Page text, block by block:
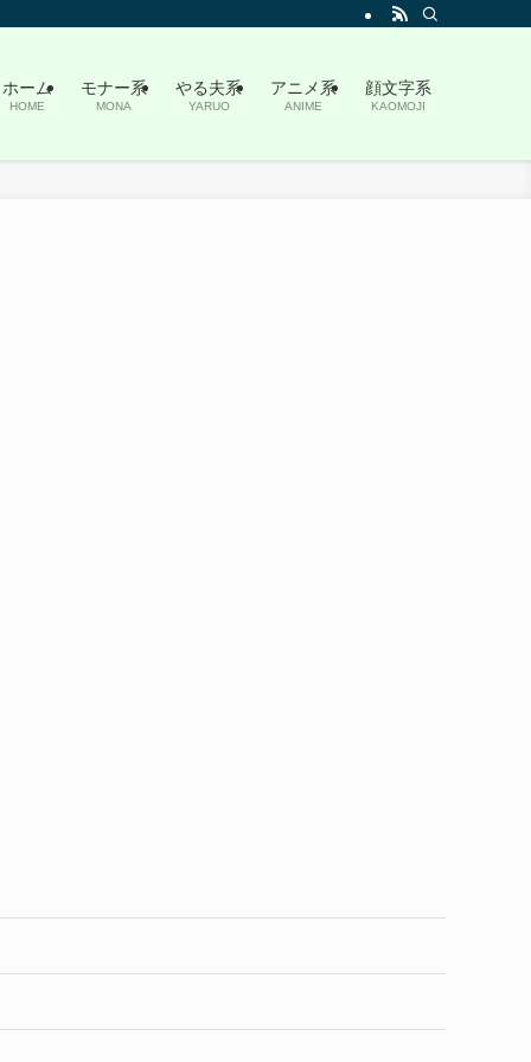
ホーム
HOME
モナー系
MONA
やる夫系
YARUO
アニメ系
ANIME
顔文字系
KAOMOJI